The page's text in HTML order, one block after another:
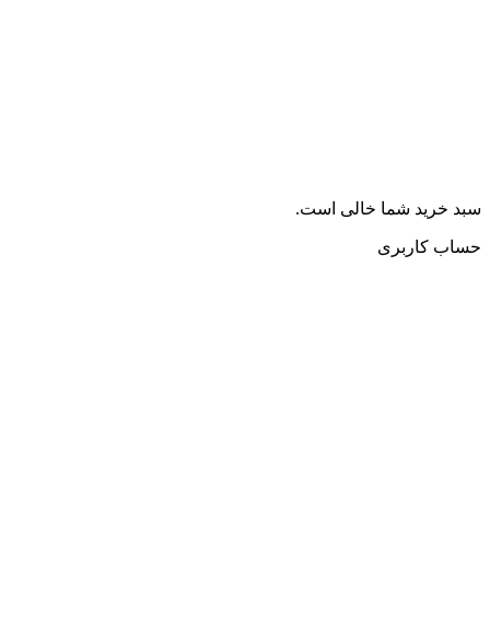
سبد خرید شما خالی است.
حساب کاربری